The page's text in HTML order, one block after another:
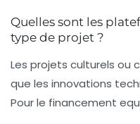
Quelles sont les
type de projet ?
Les projets culturels ou
que les innovations
Pour le financement